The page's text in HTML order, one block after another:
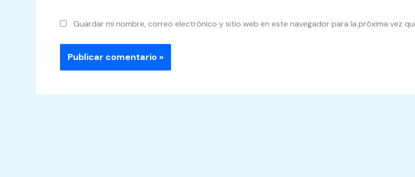
Guardar mi nombre, correo electrónico y sitio web en este navegador para la próxima vez